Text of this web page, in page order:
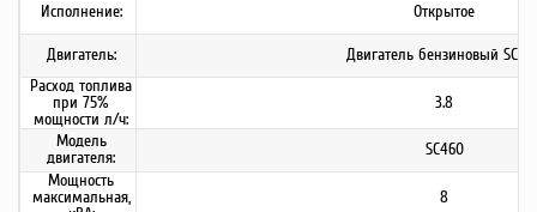
Исполнение: Открытое
Двигатель:
Двигатель бензиновый
Расход топлива
при 75%
мощности л/ч:
3.8
Модель
двигателя:
SC460
Мощность
максимальная,
8